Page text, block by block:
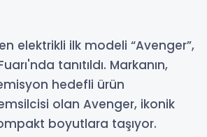
elektrikli ilk modeli “Avenger”,
tanıtıldı. Markanın,
hedefli ürün
olan Avenger, ikonik
boyutlara taşıyor.